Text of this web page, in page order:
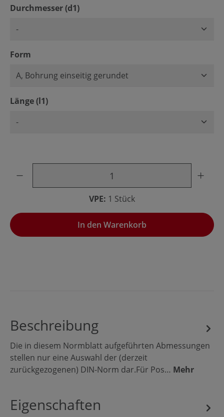
Durchmesser (d1)auswählen
Form
Länge (l1)auswählen
VPE: 1 Stück
In den Warenkorb
Beschreibung
Die in diesem Normblatt aufgeführten Abmessungen
stellen nur eine Auswahl der (derzeit
zurückgezogenen) DIN-Norm dar.Für Pos… Mehr
Eigenschaften